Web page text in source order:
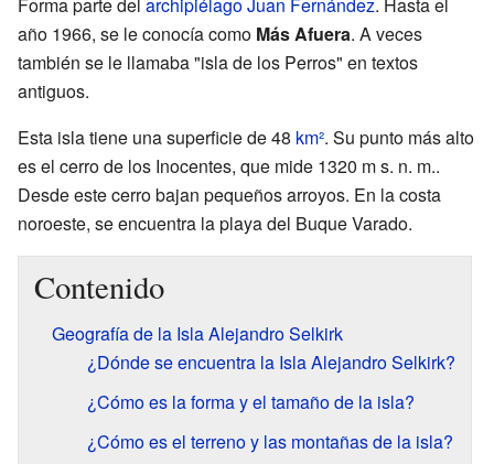
año 1966, se le conocía como Más Afuera. A veces
también se le llamaba "isla de los Perros" en textos
antiguos.
Esta isla tiene una superficie de 48 km². Su punto más alto
es el cerro de los Inocentes, que mide 1320 m s. n. m..
Desde este cerro bajan pequeños arroyos. En la costa
noroeste, se encuentra la playa del Buque Varado.
Contenido
Geografía de la Isla Alejandro Selkirk
¿Dónde se encuentra la Isla Alejandro Selkirk?
¿Cómo es la forma y el tamaño de la isla?
¿Cómo es el terreno y las montañas de la isla?